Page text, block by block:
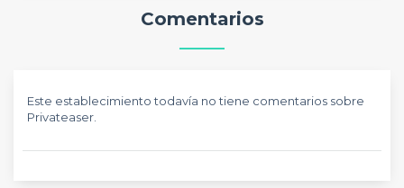
Comentarios
Este establecimiento todavía no tiene comentarios sobre
Privateaser.